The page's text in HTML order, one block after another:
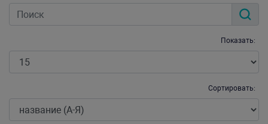
Показать:
Сортировать: